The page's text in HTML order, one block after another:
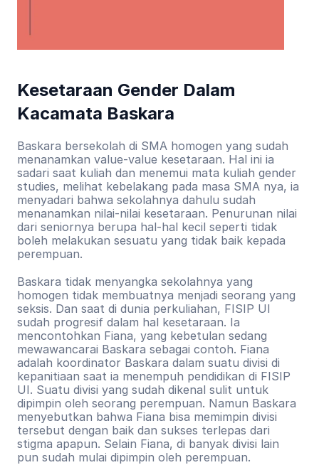
Kesetaraan Gender Dalam
Kacamata Baskara
Baskara bersekolah di SMA homogen yang sudah
menanamkan value-value kesetaraan. Hal ini ia
sadari saat kuliah dan menemui mata kuliah gender
studies, melihat kebelakang pada masa SMA nya, ia
menyadari bahwa sekolahnya dahulu sudah
menanamkan nilai-nilai kesetaraan. Penurunan nilai
dari seniornya berupa hal-hal kecil seperti tidak
boleh melakukan sesuatu yang tidak baik kepada
perempuan.
Baskara tidak menyangka sekolahnya yang
homogen tidak membuatnya menjadi seorang yang
seksis. Dan saat di dunia perkuliahan, FISIP UI
sudah progresif dalam hal kesetaraan. Ia
mencontohkan Fiana, yang kebetulan sedang
mewawancarai Baskara sebagai contoh. Fiana
adalah koordinator Baskara dalam suatu divisi di
kepanitiaan saat ia menempuh pendidikan di FISIP
UI. Suatu divisi yang sudah dikenal sulit untuk
dipimpin oleh seorang perempuan. Namun Baskara
menyebutkan bahwa Fiana bisa memimpin divisi
tersebut dengan baik dan sukses terlepas dari
stigma apapun. Selain Fiana, di banyak divisi lain
pun sudah mulai dipimpin oleh perempuan.